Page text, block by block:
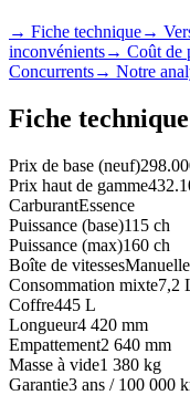
→ Fiche technique→
inconvénients→ Coût de
Concurrents→ Notre
Fiche
Prix de base (neuf)
Prix haut de gamme
CarburantEssence
Puissance (base)115 ch
Puissance (max)160 ch
Boîte de vitesses
Consommation mixte7,2
Coffre445 L
Longueur4 420 mm
Empattement2 640 mm
Masse à vide1 380 kg
Garantie3 ans / 100 000